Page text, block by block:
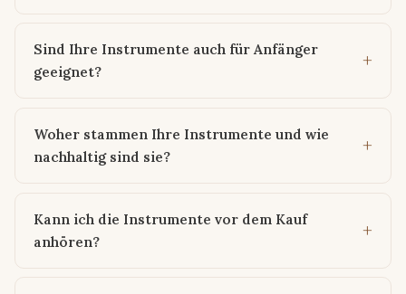
Sind Ihre Instrumente auch für Anfänger
geeignet?
Woher stammen Ihre Instrumente und wie
nachhaltig sind sie?
Kann ich die Instrumente vor dem Kauf
anhören?